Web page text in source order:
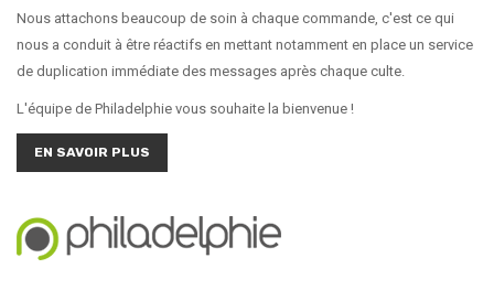
Nous attachons beaucoup de soin à chaque commande, c'est ce qui
nous a conduit à être réactifs en mettant notamment en place un service
de duplication immédiate des messages après chaque culte.
L'équipe de Philadelphie vous souhaite la bienvenue !
EN SAVOIR PLUS